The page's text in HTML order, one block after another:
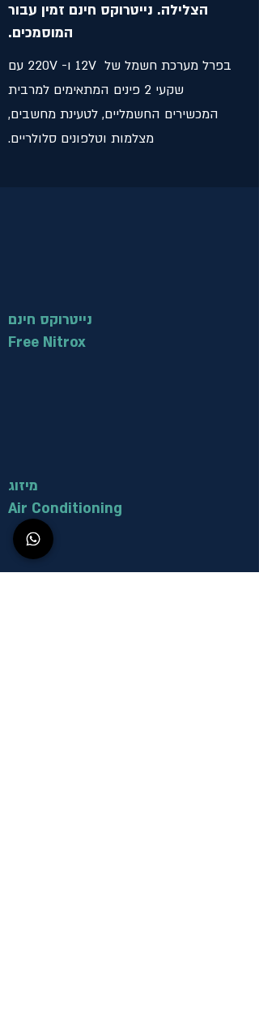
הצלילה. נייטרוקס חינם זמין עבור
המוסמכים.
בפרל מערכת חשמל של 12V ו- 220V עם
שקעי 2 פינים המתאימים למרבית
המכשירים החשמליים, לטעינת מחשבים,
מצלמות וטלפונים סלולריים.
נייטרוקס חינם
Free Nitrox
מיזוג
Air Conditioning